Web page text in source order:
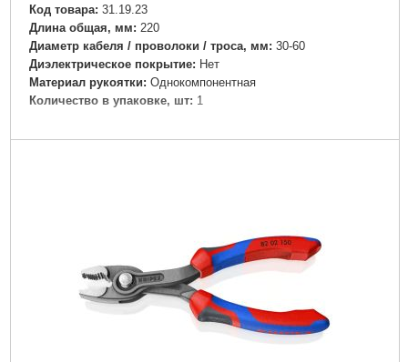
Код товара: 31.19.23
Длина общая, мм: 220
Диаметр кабеля / проволоки / троса, мм: 30-60
Диэлектрическое покрытие: Нет
Материал рукоятки: Однокомпонентная
Количество в упаковке, шт: 1
Подробнее...